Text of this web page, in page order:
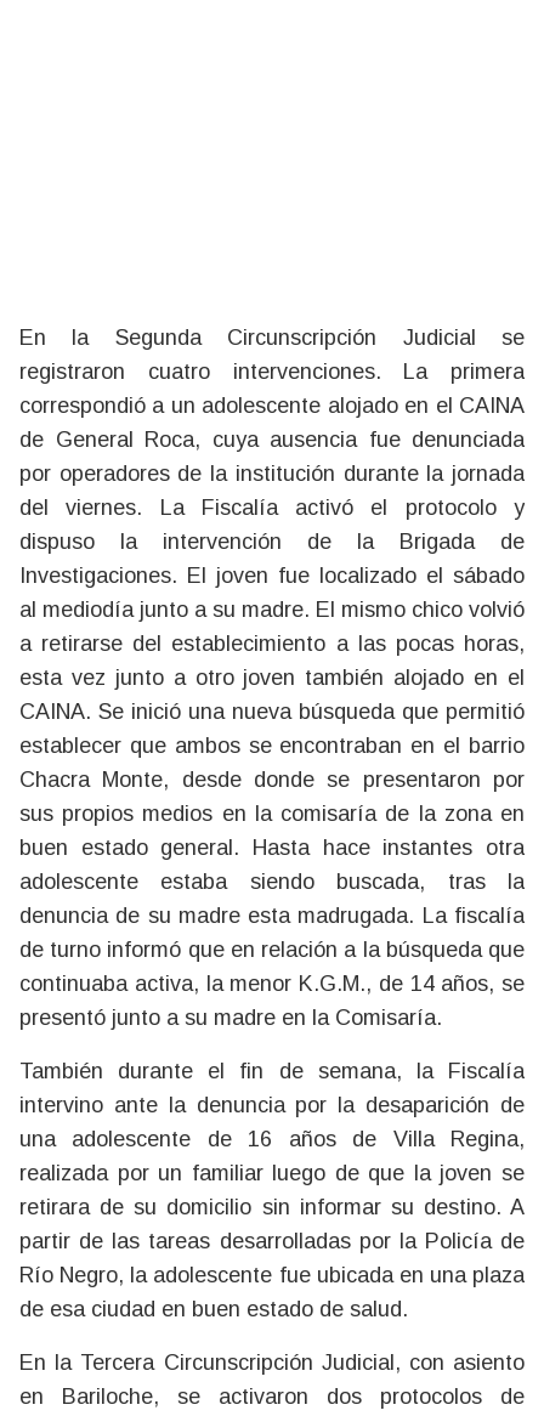
En la Segunda Circunscripción Judicial se
registraron cuatro intervenciones. La primera
correspondió a un adolescente alojado en el CAINA
de General Roca, cuya ausencia fue denunciada
por operadores de la institución durante la jornada
del viernes. La Fiscalía activó el protocolo y
dispuso la intervención de la Brigada de
Investigaciones. El joven fue localizado el sábado
al mediodía junto a su madre. El mismo chico volvió
a retirarse del establecimiento a las pocas horas,
esta vez junto a otro joven también alojado en el
CAINA. Se inició una nueva búsqueda que permitió
establecer que ambos se encontraban en el barrio
Chacra Monte, desde donde se presentaron por
sus propios medios en la comisaría de la zona en
buen estado general. Hasta hace instantes otra
adolescente estaba siendo buscada, tras la
denuncia de su madre esta madrugada. La fiscalía
de turno informó que en relación a la búsqueda que
continuaba activa, la menor K.G.M., de 14 años, se
presentó junto a su madre en la Comisaría.
También durante el fin de semana, la Fiscalía
intervino ante la denuncia por la desaparición de
una adolescente de 16 años de Villa Regina,
realizada por un familiar luego de que la joven se
retirara de su domicilio sin informar su destino. A
partir de las tareas desarrolladas por la Policía de
Río Negro, la adolescente fue ubicada en una plaza
de esa ciudad en buen estado de salud.
En la Tercera Circunscripción Judicial, con asiento
en Bariloche, se activaron dos protocolos de